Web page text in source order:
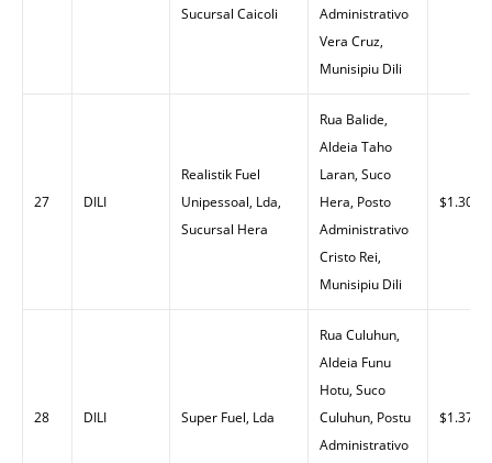
Sucursal Caicoli
Administrativo
Vera Cruz,
Munisipiu Dili
27 DILI
Realistik Fuel
Unipessoal, Lda,
Sucursal Hera
Rua Balide,
Aldeia Taho
Laran, Suco
Hera, Posto
Administrativo
Cristo Rei,
Munisipiu Dili
$1.30
28 DILI Super Fuel, Lda
Rua Culuhun,
Aldeia Funu
Hotu, Suco
Culuhun, Postu
Administrativo
$1.37